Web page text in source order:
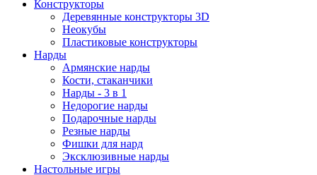
Конструкторы
Деревянные конструкторы 3D
Неокубы
Пластиковые конструкторы
Нарды
Армянские нарды
Кости, стаканчики
Нарды - 3 в 1
Недорогие нарды
Подарочные нарды
Резные нарды
Фишки для нард
Эксклюзивные нарды
Настольные игры